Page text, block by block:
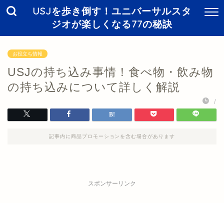
USJを歩き倒す！ユニバーサルスタ
ジオが楽しくなる77の秘訣
お役立ち情報
USJの持ち込み事情！食べ物・飲み物
の持ち込みについて詳しく解説
/
記事内に商品プロモーションを含む場合があります
スポンサーリンク